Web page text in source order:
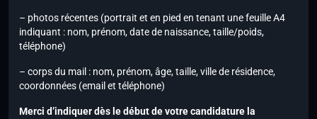
– photos récentes (portrait et en pied en tenant une feuille A4
indiquant : nom, prénom, date de naissance, taille/poids,
téléphone)
– corps du mail : nom, prénom, âge, taille, ville de résidence,
coordonnées (email et téléphone)
Merci d’indiquer dès le début de votre candidature la